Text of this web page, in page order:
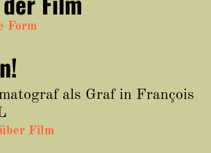
Form
als Graf in François
Film